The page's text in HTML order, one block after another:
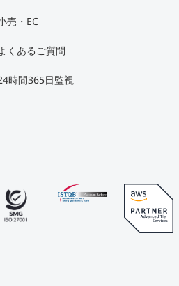
売・EC
くあるご質問
時間365日監視